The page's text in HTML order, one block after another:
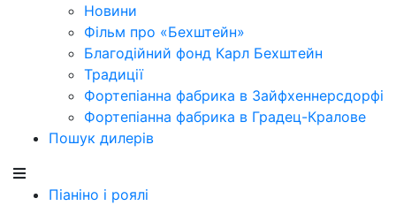
Новини
Фільм про «Бехштейн»
Благодійний фонд Карл Бехштейн
Традиції
Фортепіанна фабрика в Зайфхеннерсдорфi
Фортепіанна фабрика в Градец-Кралове
Пошук дилерів
Піаніно і роялі